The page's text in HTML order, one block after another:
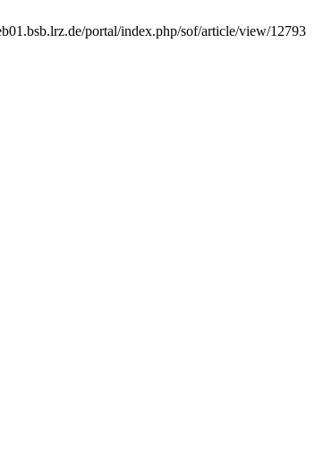
portal/index.php/sof/article/view/12793